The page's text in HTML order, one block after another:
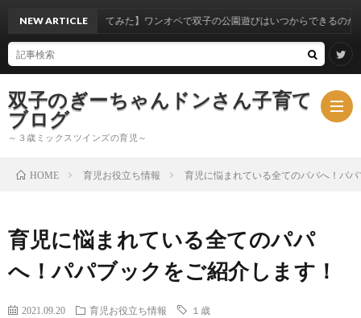
双子のぎーちゃんドンさん子育て
ブログ
～３歳ミックスツインズの育児～
NEW ARTICLE
ら考察してみた】ワンオペで双子の公園遊びはいつからできるのか？
HOME 育児お役立ち情報 育児に悩まれている全てのパパへ！パ
育児に悩まれている全てのパパ
へ！パパブックをご紹介します！
2021.09.20 育児お役立ち情報 １歳